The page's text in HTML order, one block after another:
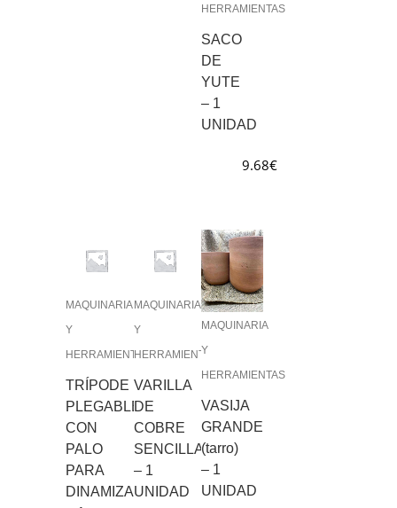
HERRAMIENTAS
SACO
DE
YUTE
– 1
UNIDAD
9.68€
MAQUINARIA
Y
HERRAMIENTAS
TRÍPODE
PLEGABLE
CON
PALO
PARA
DINAMIZAR
MAQUINARIA
Y
HERRAMIENTAS
VARILLA
DE
COBRE
SENCILLA
– 1
UNIDAD
MAQUINARIA
Y
HERRAMIENTAS
VASIJA
GRANDE
(tarro)
– 1
UNIDAD